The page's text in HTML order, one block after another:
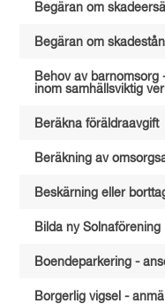
Begäran om
Begäran om
Behov av barnomsorg
inom samhällsviktig
Beräkna föräldraavgift
Beräkning av
Beskärning eller
Bilda ny Solnaförening
Boendeparkering -
Borgerlig vigsel -